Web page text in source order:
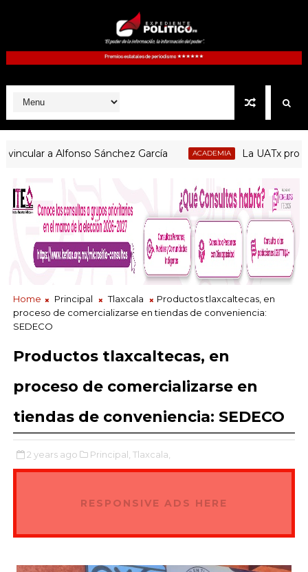
a Alfonso Sánchez García ACADEMIA La UATx
Home Principal Tlaxcala
Productos tlaxcaltecas, en
proceso de comercializarse en tiendas de conveniencia:
SEDECO
Productos tlaxcaltecas, en
proceso de comercializarse en
tiendas de conveniencia: SEDECO
2 years ago Principal, Tlaxcala,
RESPONSIVE ADS HERE